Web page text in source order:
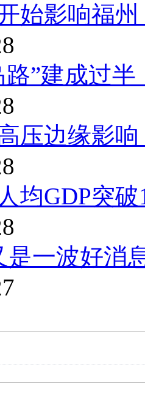
始影响福
路”建成过
压边缘影
均GDP突
是一波好消